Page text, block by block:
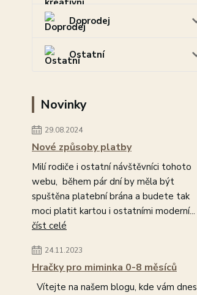
Doprodej
Ostatní
Novinky
29.08.2024
Nové způsoby platby
Milí rodiče i ostatní návštěvníci tohoto
webu, během pár dní by měla být
spuštěna platební brána a budete tak
moci platit kartou i ostatními moderní...
číst celé
24.11.2023
Hračky pro miminka 0-8 měsíců
Vítejte na našem blogu, kde vám dnes